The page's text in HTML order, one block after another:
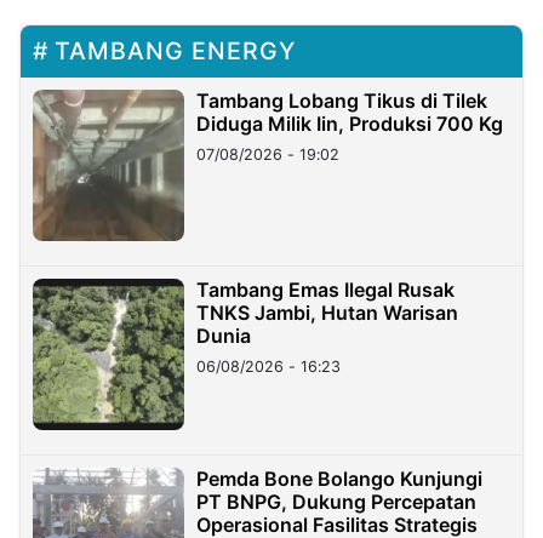
TAMBANG ENERGY
Tambang Lobang Tikus di Tilek
Diduga Milik Iin, Produksi 700 Kg
07/08/2026 - 19:02
Tambang Emas Ilegal Rusak
TNKS Jambi, Hutan Warisan
Dunia
06/08/2026 - 16:23
Pemda Bone Bolango Kunjungi
PT BNPG, Dukung Percepatan
Operasional Fasilitas Strategis